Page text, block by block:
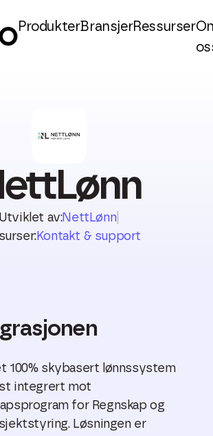
ProdukterBransjerRessurser
Utviklet av:NettLønn
Kontakt & support
100% skybasert lønnssystem
integrert mot
for Regnskap og
Løsningen er